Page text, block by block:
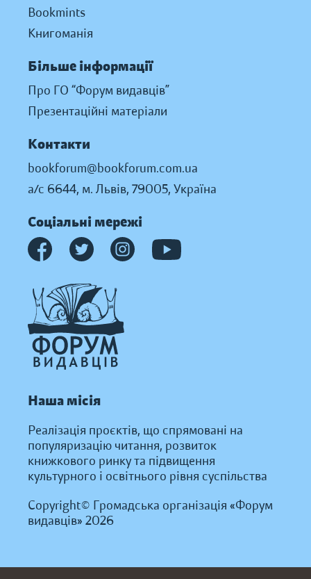
Bookmints
Книгоманія
Більше інформації
Про ГО “Форум видавців”
Презентаційні матеріали
Контакти
bookforum@bookforum.com.ua
а/с 6644, м. Львів, 79005, Україна
Соціальні мережі
Наша місія
Реалізація проєктів, що спрямовані на
популяризацію читання, розвиток
книжкового ринку та підвищення
культурного і освітнього рівня суспільства
Copyright© Громадська організація «Форум
видавців» 2026